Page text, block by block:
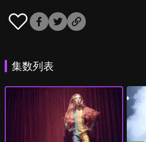
集数列表